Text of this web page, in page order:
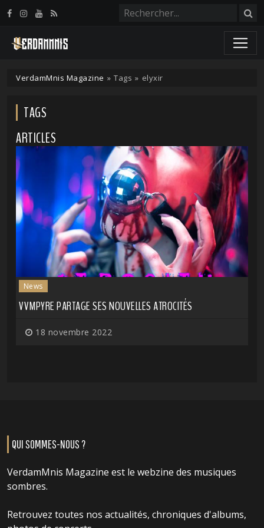
VerdamMnis Magazine » Tags » elyxir
TAGS
ARTICLES
News
VVMPYRE PARTAGE SES NOUVELLES ATROCITÉS
18 novembre 2022
QUI SOMMES-NOUS ?
VerdamMnis Magazine est le webzine des musiques
sombres.
Retrouvez toutes nos actualités, chroniques d'albums,
Panneau de gestion des cookies